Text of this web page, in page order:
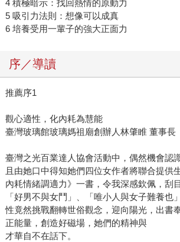
4 積極暗示：找回熱情的原動力
5 吸引力法則：想像可以成真
6 培養受用一輩子的強大正面力
序／導讀
推薦序1
觀心適性，化內耗為慧能
臺灣玻璃館玻璃媽祖廟創辦人林肇睢 董事長
臺灣之光百業達人協會活動中，偶然機會認
且由她口中得知她們四位女作者將聯合提供
內耗情緒調適力》一書，令我深感欽佩，刮
「好男不與女鬥」、「唯小人與女子難養也
性竟然挑戰翻轉世俗觀念，迎向陽光，出書
正能量，創造好磁場，她們的精神與
才華自不在話下。